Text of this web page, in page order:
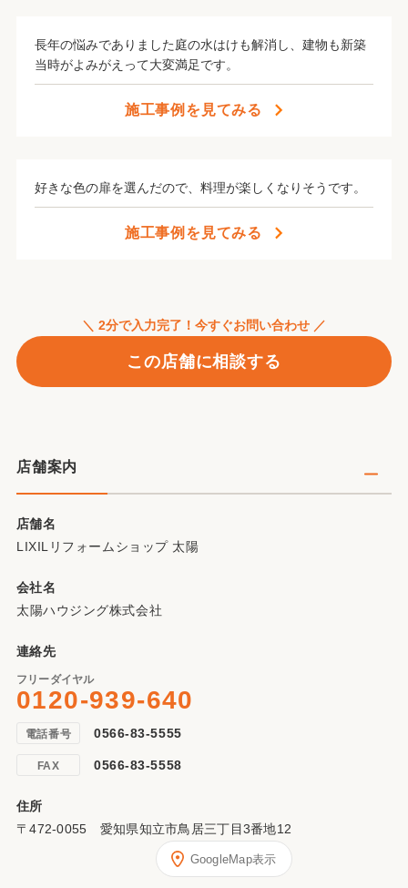
長年の悩みでありました庭の水はけも解消し、建物も新築
当時がよみがえって大変満足です。
施工事例を見てみる
好きな色の扉を選んだので、料理が楽しくなりそうです。
施工事例を見てみる
＼ 2分で入力完了！今すぐお問い合わせ ／
この店舗に相談する
店舗案内
店舗名
LIXILリフォームショップ 太陽
会社名
太陽ハウジング株式会社
連絡先
フリーダイヤル
0120-939-640
電話番号 0566-83-5555
FAX 0566-83-5558
住所
〒472-0055 愛知県知立市鳥居三丁目3番地12
GoogleMap表示